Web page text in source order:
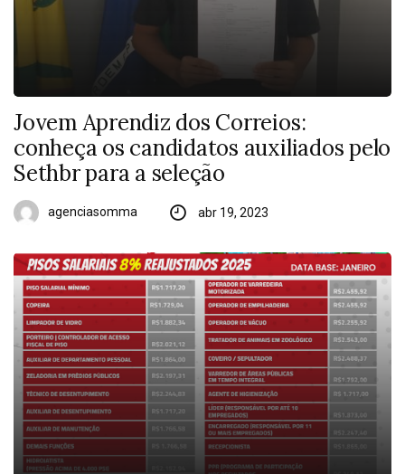
Jovem Aprendiz dos Correios:
conheça os candidatos auxiliados pelo
Sethbr para a seleção
agenciasomma abr 19, 2023